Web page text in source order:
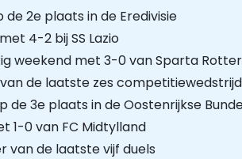
2e plaats in de Eredivisie
4-2 bij SS Lazio
weekend met 3-0 van Sparta
de laatste zes
de 3e plaats in de Oostenrijkse
1-0 van FC Midtylland
van de laatste vijf duels